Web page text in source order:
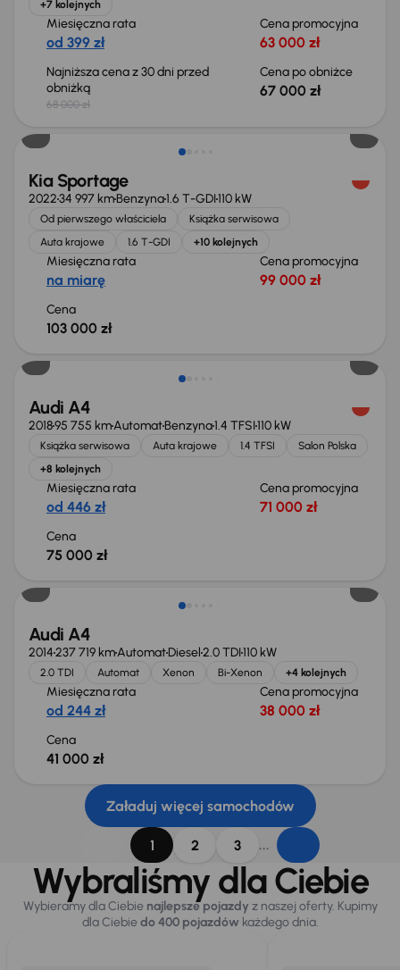
+7 kolejnych
Miesięczna rata
od 399 zł
Cena promocyjna
63 000 zł
Najniższa cena z 30 dni przed
obniżką
68 000 zł
Cena po obniżce
67 000 zł
Kia Sportage
202234 997 kmBenzyna1.6 T-GDI110 kW
Od pierwszego właściciela
Książka serwisowa
Auta krajowe
1.6 T-GDI +10 kolejnych
Miesięczna rata
na miarę
Cena promocyjna
99 000 zł
Cena
103 000 zł
Audi A4
201895 755 kmAutomatBenzyna1.4 TFSI110 kW
Książka serwisowa Auta krajowe 1.4 TFSI
Salon Polska
+8 kolejnych
Miesięczna rata
od 446 zł
Cena promocyjna
71 000 zł
Cena
75 000 zł
Audi A4
2014237 719 kmAutomatDiesel2.0 TDI110 kW
2.0 TDI Automat Xenon Bi-Xenon +4 kolejnych
Miesięczna rata
od 244 zł
Cena promocyjna
38 000 zł
Cena
41 000 zł
Załaduj więcej samochodów
1 2 3 ...
Wybraliśmy dla Ciebie
Wybieramy dla Ciebie najlepsze pojazdy z naszej oferty. Kupimy
dla Ciebiedo 400 pojazdówkażdego dnia.